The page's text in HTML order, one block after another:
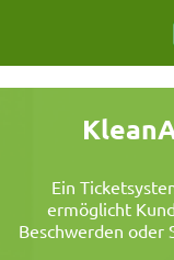
Ein
ermöglicht
Beschwerden oder